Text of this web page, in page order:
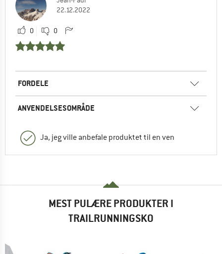
22.12.2022
0 0
FORDELE
ANVENDELSESOMRÅDE
Ja, jeg ville anbefale produktet til en ven
MEST PULÆRE PRODUKTER I
TRAILRUNNINGSKO